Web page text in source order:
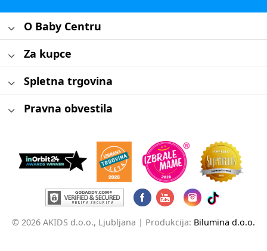
O Baby Centru
Za kupce
Spletna trgovina
Pravna obvestila
© 2026 AKIDS d.o.o., Ljubljana | Produkcija: Bilumina d.o.o.